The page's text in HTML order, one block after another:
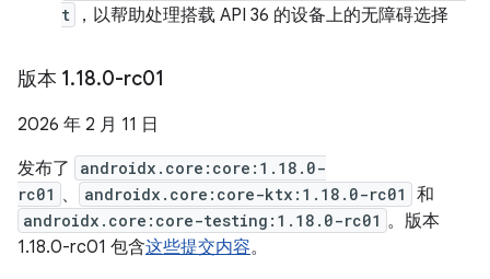
t
，以帮助处理搭载 API 36 的设备上的无障碍选择
版本 1.18.0-rc01
2026 年 2 月 11 日
发布了
androidx.core:core:1.18.0-
rc01 、 androidx.core:core-ktx:1.18.0-rc01 和
androidx.core:core-testing:1.18.0-rc01 。版本
1.18.0-rc01 包含这些提交内容。